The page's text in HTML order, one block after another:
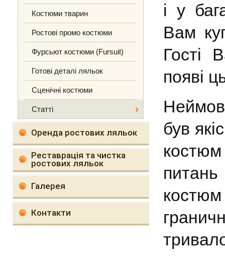
Костюми тварин
Ростові промо костюми
Фурсьют костюми (Fursuit)
Готові деталі ляльок
Сценічні костюми
Статті
Оренда ростових ляльок
Реставрація та чистка
ростових ляльок
Галерея
Контакти
і у
Вам
Гості
появі
був